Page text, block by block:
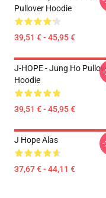
Pullover Hoodie
39,51 € - 45,95 €
J-HOPE - Jung Ho
Hoodie
39,51 € - 45,95 €
J Hope Alas
37,67 € - 44,11 €